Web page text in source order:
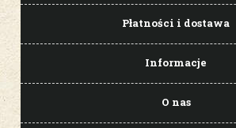
Płatności i dostawa
Informacje
O nas